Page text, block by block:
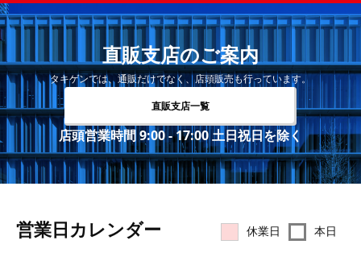
直販支店のご案内
タキゲンでは、通販だけでなく、店頭販売も行っています。
直販支店一覧
店頭営業時間 9:00 - 17:00 土日祝日を除く
営業⽇カレンダー 休業日 本日